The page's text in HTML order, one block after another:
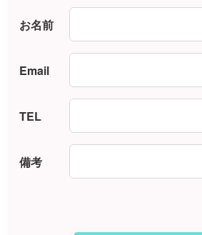
お名前
Email
TEL
備考